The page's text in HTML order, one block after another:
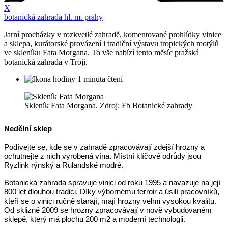
X
botanická zahrada hl. m. prahy
Jarní procházky v rozkvetlé zahradě, komentované prohlídky vinice
a sklepa, kurátorské provázení i tradiční výstavu tropických motýlů
ve skleníku Fata Morgana. To vše nabízí tento měsíc pražská
botanická zahrada v Troji.
1 minuta čtení
Skleník Fata Morgana. Zdroj: Fb Botanické zahrady
Nedělní sklep
Podívejte se, kde se v zahradě zpracovávají zdejší hrozny a
ochutnejte z nich vyrobená vína. Místní klíčové odrůdy jsou
Ryzlink rýnský a Rulandské modré.
Botanická zahrada spravuje vinici od roku 1995 a navazuje na její
800 let dlouhou tradici. Díky výbornému terroir a úsilí pracovníků,
kteří se o vinici ručně starají, mají hrozny velmi vysokou kvalitu.
Od sklizně 2009 se hrozny zpracovávají v nově vybudovaném
sklepě, který má plochu 200 m2 a moderní technologii.